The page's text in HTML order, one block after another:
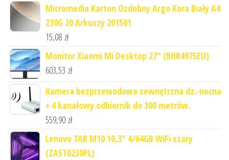
Micromedia Karton Ozdobny Argo Kora Biały A4
230G 20 Arkuszy 201501
15,08 zł
Monitor Xiaomi Mi Desktop 27" (BHR4975EU)
603,53 zł
Kamera bezprzewodowa zewnętrzna dz.-nocna
+ 4 kanałowy odbiornik do 300 metrów.
559,90 zł
Lenovo TAB M10 10,3" 4/64GB WiFi szary
(ZA5T0230PL)